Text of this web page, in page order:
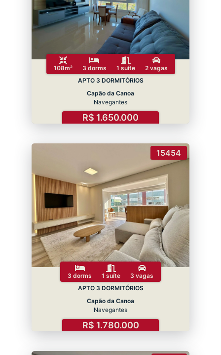
108m² 3 dorms 1 suíte
2 vagas
APTO 3 DORMITÓRIOS
Capão da Canoa
Navegantes
R$ 1.650.000
15454
3 dorms 1 suíte
3 vagas
APTO 3 DORMITÓRIOS
Capão da Canoa
Navegantes
R$ 1.780.000